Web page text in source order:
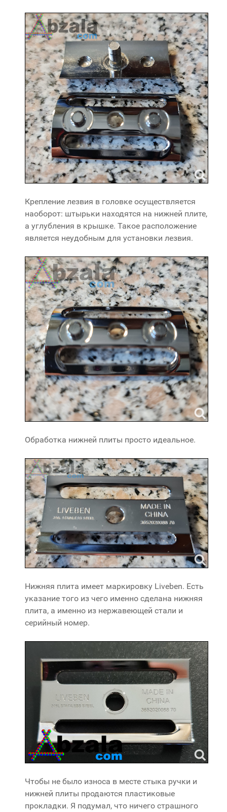
Крепление лезвия в головке осуществляется
наоборот: штырьки находятся на нижней плите,
а углубления в крышке. Такое расположение
является неудобным для установки лезвия.
Обработка нижней плиты просто идеальное.
Нижняя плита имеет маркировку Liveben. Есть
указание того из чего именно сделана нижняя
плита, а именно из нержавеющей стали и
серийный номер.
Чтобы не было износа в месте стыка ручки и
нижней плиты продаются пластиковые
прокладки. Я подумал, что ничего страшного